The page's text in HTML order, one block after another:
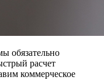
обязательно
расчет
коммерческое